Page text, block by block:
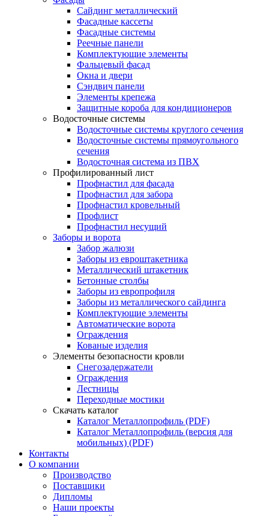
Сайдинг металлический
Фасадные кассеты
Фасадные системы
Реечные панели
Комплектующие элементы
Фальцевый фасад
Окна и двери
Сэндвич панели
Элементы крепежа
Защитные короба для кондиционеров
Водосточные системы
Водосточные системы круглого сечения
Водосточные системы прямоугольного
сечения
Водосточная система из ПВХ
Профилированный лист
Профнастил для фасада
Профнастил для забора
Профнастил кровельный
Профлист
Профнастил несущий
Заборы и ворота
Забор жалюзи
Заборы из евроштакетника
Металлический штакетник
Бетонные столбы
Заборы из европрофиля
Заборы из металлического сайдинга
Комплектующие элементы
Автоматические ворота
Ограждения
Кованые изделия
Элементы безопасности кровли
Снегозадержатели
Ограждения
Лестницы
Переходные мостики
Скачать каталог
Каталог Металлопрофиль (PDF)
Каталог Металлопрофиль (версия для
мобильных) (PDF)
Контакты
О компании
Производство
Поставщики
Дипломы
Наши проекты